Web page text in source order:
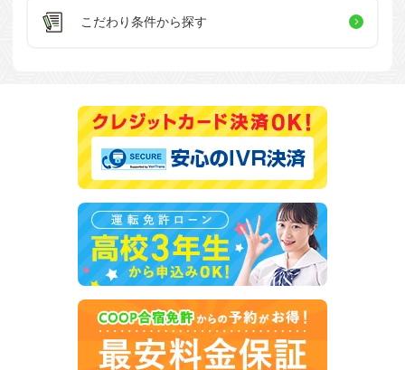
こだわり条件から探す